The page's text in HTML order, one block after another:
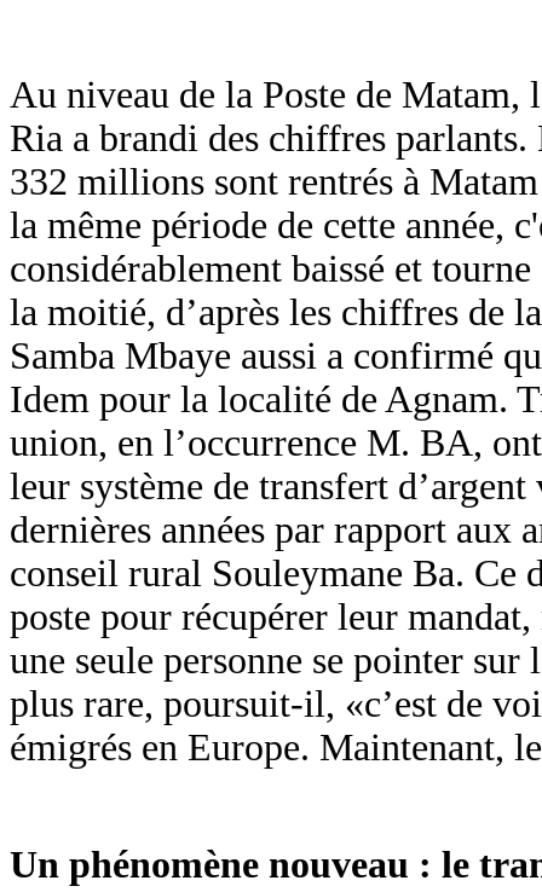
Au niveau de la Poste de Matam,
Ria a brandi des chiffres
332 millions sont rentrés à
la même période de cette année,
considérablement baissé et
la moitié, d’après les chiffres de
Samba Mbaye aussi a confirmé
Idem pour la localité de Agnam.
union, en l’occurrence M. BA,
leur système de transfert
dernières années par rapport aux
conseil rural Souleymane Ba. Ce
poste pour récupérer leur
une seule personne se pointer
plus rare, poursuit-il, «c’est de
émigrés en Europe. Maintenant,
Un phénomène nouveau : le